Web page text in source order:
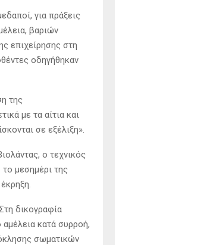
για πράξεις
βαριών
επιχείρησης στη
οδηγήθηκαν
της
με τα αίτια και
σε εξέλιξη».
ο τεχνικός
μεσημέρι της
δικογραφία
κατά συρροή,
σωματικών